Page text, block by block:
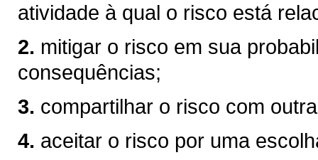
atividade à qual o risco está
2. mitigar o risco em sua
consequências;
3. compartilhar o risco com
4. aceitar o risco por uma